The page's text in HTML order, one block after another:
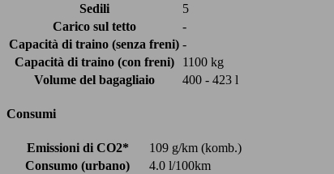
Sedili
5
Carico sul tetto
-
Capacità di traino (senza freni) -
Capacità di traino (con freni)
1100 kg
Volume del bagagliaio
400 - 423 l
Consumi
Emissioni di CO2*
109 g/km (komb.)
Consumo (urbano)
4.0 l/100km